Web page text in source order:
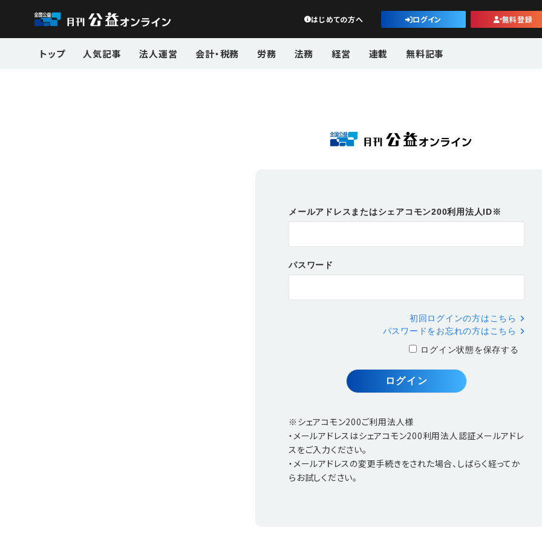
公益・一般法人オンライン
はじめての方へ ログイン 無料登録
トップ 人気記事 法人運営 会計・税務 労務 法務 経営 連載 無料記事
メールアドレスまたはシェアコモン200利用法人ID※
パスワード
初回ログインの方はこちら
パスワードをお忘れの方はこちら
ログイン状態を保存する
※シェアコモン200ご利用法人様
・メールアドレスはシェアコモン200利用法人認証メールアドレ
スをご入力ください。
・メールアドレスの変更手続きをされた場合、しばらく経ってか
らお試しください。